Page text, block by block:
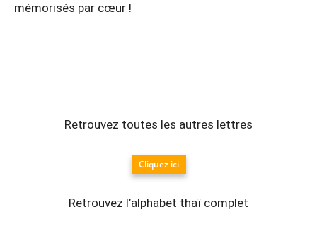
mémorisés par cœur !
Retrouvez toutes les autres lettres
Cliquez ici
Retrouvez l’alphabet thaï complet